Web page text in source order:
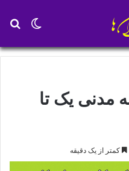
تغییر
مدنی یک تا
کمتر از یک دقیقه